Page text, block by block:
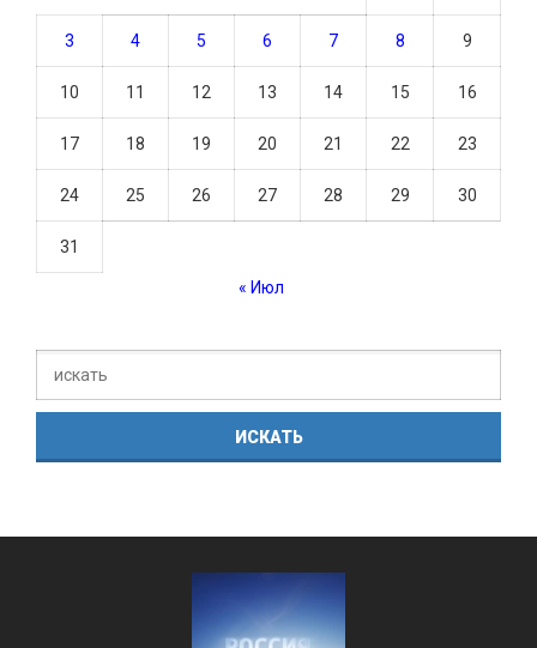
3 4 5 6 7 8 9
10 11 12 13 14 15 16
17 18 19 20 21 22 23
24 25 26 27 28 29 30
31
« Июл